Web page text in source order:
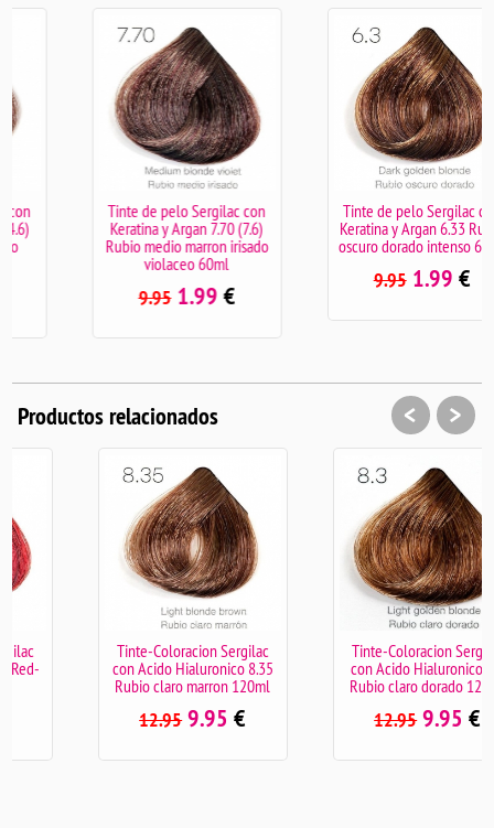
Tinte de pelo Sergilac con
Keratina y Argan 7.70 (7.6)
Rubio medio marron irisado
violaceo 60ml
1.99€
Tinte de pelo Sergilac con
Keratina y Argan 6.33 Rubio
oscuro dorado intenso 60ml
1.99€
Productos relacionados
Tinte-Coloracion Sergilac
con Acido Hialuronico 8.35
Rubio claro marron 120ml
9.95€
Tinte-Coloracion Sergilac
con Acido Hialuronico 8.3
Rubio claro dorado 120ml
9.95€
< >